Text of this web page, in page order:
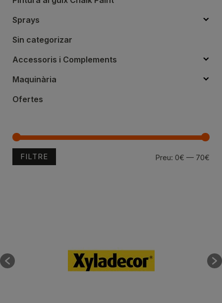
Sprays
Sin categorizar
Accessoris i Complements
Maquinària
Ofertes
FILTRE Preu: 0€ — 70€